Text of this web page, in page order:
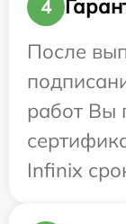
4
После
работ Вы
Infinix